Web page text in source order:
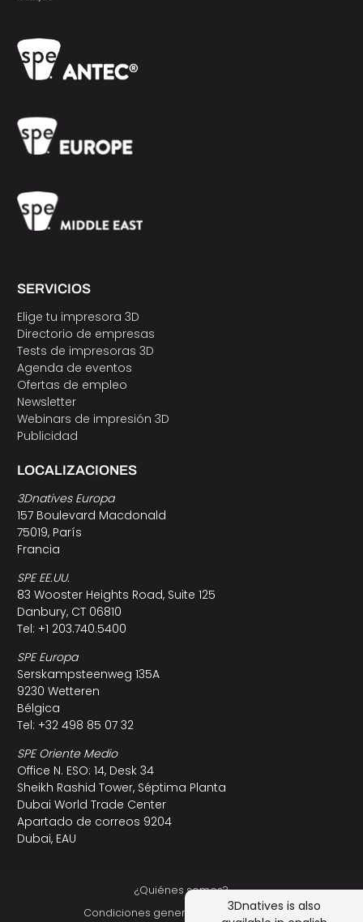
SERVICIOS
Elige tu impresora 3D
Directorio de empresas
Tests de impresoras 3D
Agenda de eventos
Ofertas de empleo
Newsletter
Webinars de impresión 3D
Publicidad
LOCALIZACIONES
3Dnatives Europa
157 Boulevard Macdonald
75019, París
Francia
SPE EE.UU.
83 Wooster Heights Road, Suite 125
Danbury, CT 06810
Tel: +1 203.740.5400
SPE Europa
Serskampsteenweg 135A
9230 Wetteren
Bélgica
Tel: +32 498 85 07 32
SPE Oriente Medio
Office N. ESO: 14, Desk 34
Sheikh Rashid Tower, Séptima Planta
Dubai World Trade Center
Apartado de correos 9204
Dubai, EAU
¿Quiénes somos?
Condiciones generales de utilización
3Dnatives is also